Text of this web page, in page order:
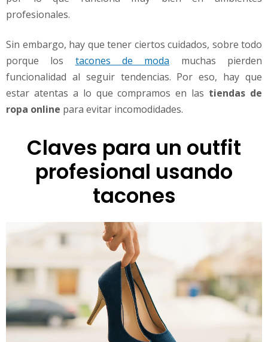
n
a
a
t
o
s
t
c
profesionales.
Sin embargo, hay que tener ciertos cuidados, sobre todo
porque los tacones de moda muchas pierden
funcionalidad al seguir tendencias. Por eso, hay que
estar atentas a lo que compramos en las tiendas de
ropa online para evitar incomodidades.
Claves para un outfit
profesional usando
tacones